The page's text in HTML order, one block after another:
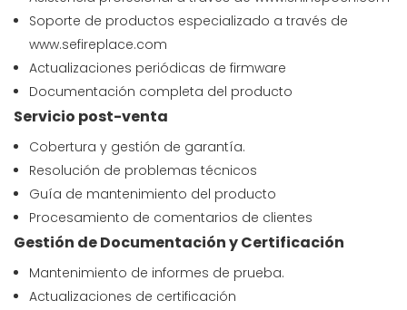
Soporte de productos especializado a través de
www.sefireplace.com
Actualizaciones periódicas de firmware
Documentación completa del producto
Servicio post-venta
Cobertura y gestión de garantía.
Resolución de problemas técnicos
Guía de mantenimiento del producto
Procesamiento de comentarios de clientes
Gestión de Documentación y Certificación
Mantenimiento de informes de prueba.
Actualizaciones de certificación